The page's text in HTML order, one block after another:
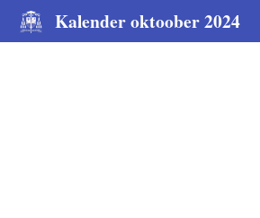
Kalender oktoober 2024